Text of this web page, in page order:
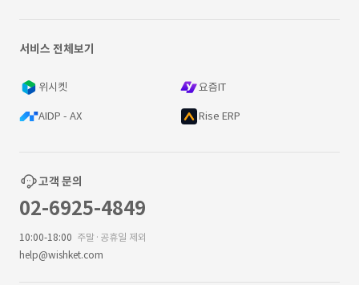
서비스 전체보기
위시켓 요즘IT
AIDP - AX Rise ERP
고객 문의
02-6925-4849
10:00-18:00 주말·공휴일 제외
help@wishket.com